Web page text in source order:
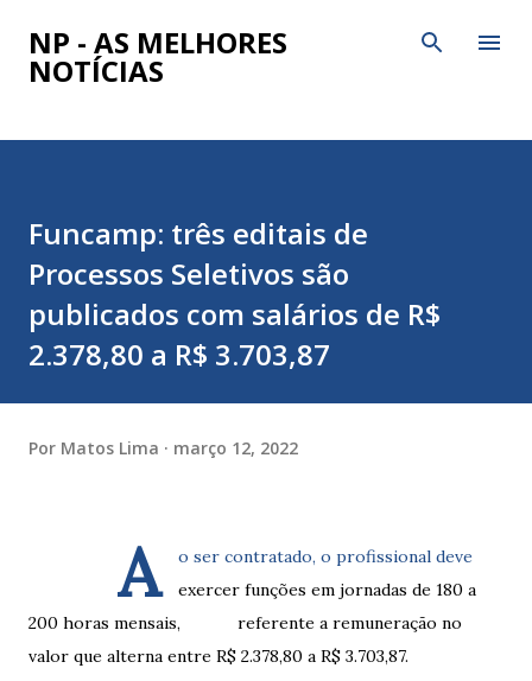
Pular para o conteúdo principal
NP - AS MELHORES
NOTÍCIAS
Funcamp: três editais de
Processos Seletivos são
publicados com salários de R$
2.378,80 a R$ 3.703,87
Por Matos Lima março 12, 2022
A
o ser contratado, o profissional deve
exercer funções em jornadas de 180 a
200 horas mensais, referente a remuneração no
valor que alterna entre R$ 2.378,80 a R$ 3.703,87.